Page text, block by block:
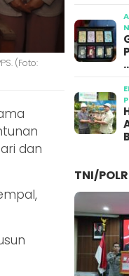
(Foto:
dan
TNI/